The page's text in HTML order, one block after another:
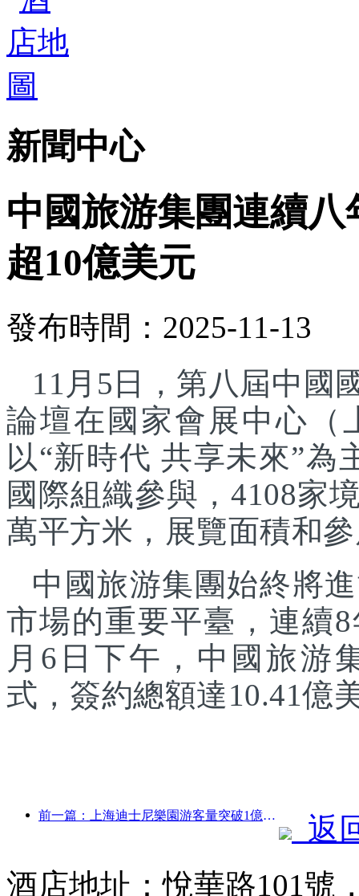
新聞中心
中國旅游集團連續
超10億美元
發布時間：2025-11-13
11月5日，第八屆中國
論壇在國家會展中心（
以“新時代 共享未來”為
國際組織參與，4108家
萬平方米，展覽面積和
中國旅游集團始終將
市場的重要平臺，連續
月6日下午，中國旅游
式，簽約總額達10.41億
前一篇：上海迪士尼樂園游客量突破1億人次 將擴建第四座主題酒店
返
酒店地址：悅華路101號